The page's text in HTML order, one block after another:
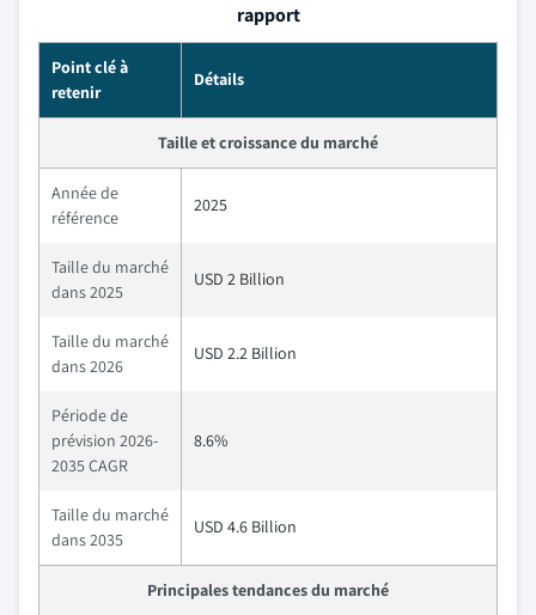
rapport
Point clé à
retenir
Détails
Taille et croissance du marché
Année de
référence
2025
Taille du marché
dans 2025
USD 2 Billion
Taille du marché
dans 2026
USD 2.2 Billion
Période de
prévision 2026-
2035 CAGR
8.6%
Taille du marché
dans 2035
USD 4.6 Billion
Principales tendances du marché